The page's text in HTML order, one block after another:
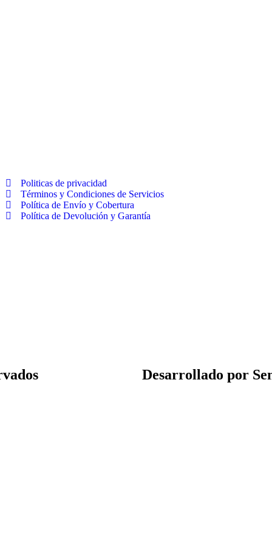
Politicas de privacidad
Términos y Condiciones de Servicios
Política de Envío y Cobertura
Política de Devolución y Garantía
Desarrollado por